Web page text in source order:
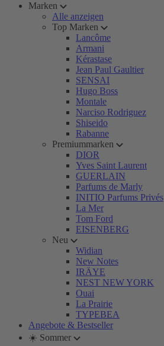
Marken
Alle anzeigen
Top Marken
Lancôme
Armani
Kérastase
Jean Paul Gaultier
SENSAI
Hugo Boss
Montale
Narciso Rodriguez
Shiseido
Rabanne
Premiummarken
DIOR
Yves Saint Laurent
GUERLAIN
Parfums de Marly
INITIO Parfums Privés
La Mer
Tom Ford
EISENBERG
Neu
Widian
New Notes
IRÄYE
NEST NEW YORK
Ouai
La Prairie
TYPEBEA
Angebote & Bestseller
☀️ Sommer